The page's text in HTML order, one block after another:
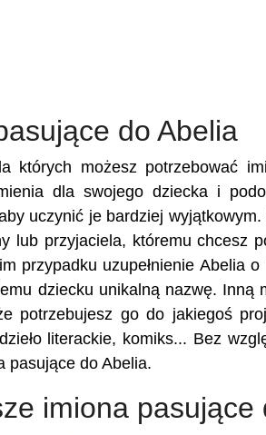
do Abelia
których możesz potrzebować
dla swojego dziecka i
uczynić je bardziej
lub przyjaciela, któremu chcesz
przypadku uzupełnienie Abelia
dziecku unikalną nazwę. Inną
potrzebujesz go do jakiegoś
literackie, komiks... Bez
pasujące do Abelia.
imiona pasujące